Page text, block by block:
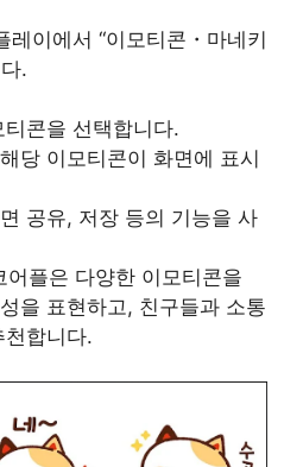
레이에서 “이모티콘・마네키
.
콘을 선택합니다.
당 이모티콘이 화면에 표시
공유, 저장 등의 기능을 사
어플은 다양한 이모티콘을
을 표현하고, 친구들과 소통
합니다.